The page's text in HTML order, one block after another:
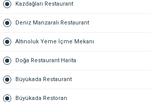
Kazdağları Restaurant
Deniz Manzaralı Restaurant
Altınoluk Yeme İçme Mekanı
Doğa Restaurant Harita
Büyükada Restaurant
Büyükada Restoran